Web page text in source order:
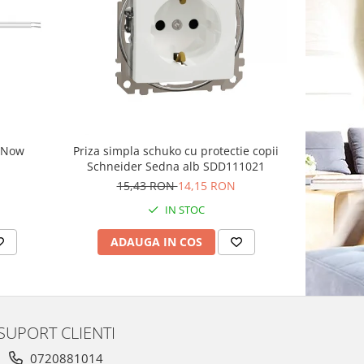
Priza simpla schuko cu protectie copii
Schneider Sedna alb SDD111021
15,43 RON14,15 RON
IN STOC
ADAUGA IN COS
Priza
CLIENTI
0720881014